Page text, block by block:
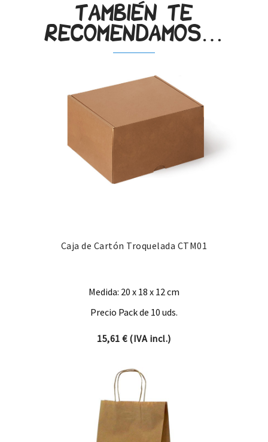
También te
recomendamos…
Caja de Cartón Troquelada CTM01
Medida: 20 x 18 x 12 cm
Precio Pack de 10 uds.
15,61€(IVA incl.)